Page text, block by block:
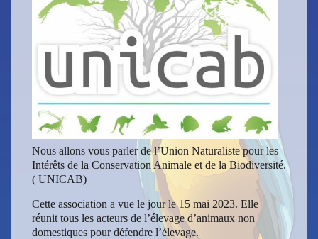
Nous allons vous parler de l’Union Naturaliste pour les
Intérêts de la Conservation Animale et de la Biodiversité.
( UNICAB)
Cette association a vue le jour le 15 mai 2023. Elle
réunit tous les acteurs de l’élevage d’animaux non
domestiques pour défendre l’élevage.